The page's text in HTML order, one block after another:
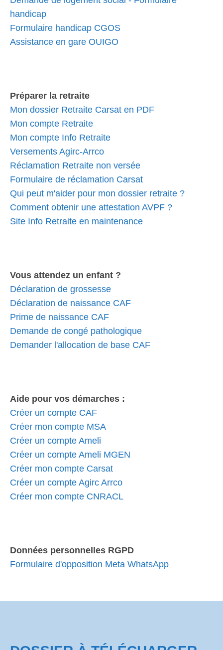
handicap
Formulaire handicap CGOS
Assistance en gare OUIGO
Préparer la retraite
Mon dossier Retraite Carsat en PDF
Mon compte Retraite
Mon compte Info Retraite
Versements Agirc-Arrco
Réclamation Retraite non versée
Formulaire de réclamation Carsat
Qui peut m'aider pour mon dossier retraite ?
Comment obtenir une attestation AVPF ?
Site Info Retraite en maintenance
Vous attendez un enfant ?
Déclaration de grossesse
Déclaration de naissance CAF
Prime de naissance CAF
Demande de congé pathologique
Demander l'allocation de base CAF
Aide pour vos démarches :
Créer un compte CAF
Créer mon compte MSA
Créer un compte Ameli
Créer un compte Ameli MGEN
Créer mon compte Carsat
Créer un compte Agirc Arrco
Créer mon compte CNRACL
Données personnelles RGPD
Formulaire d'opposition Meta WhatsApp